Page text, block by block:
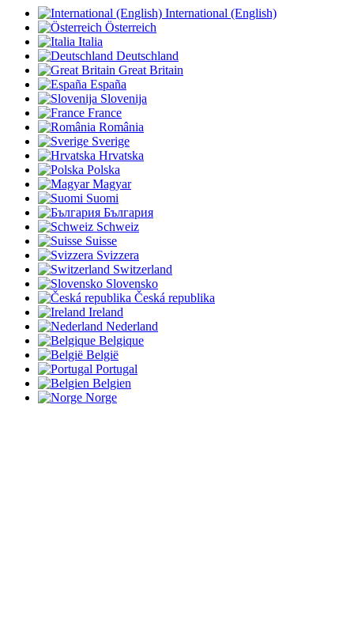
International (English)
Österreich
Italia
Deutschland
Great Britain
España
Slovenija
France
România
Sverige
Hrvatska
Polska
Magyar
Suomi
България
Schweiz
Suisse
Svizzera
Switzerland
Slovensko
Česká republika
Ireland
Nederland
Belgique
België
Portugal
Belgien
Norge